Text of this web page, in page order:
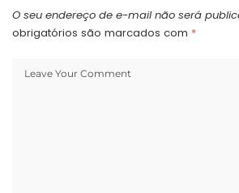
O seu endereço de e-mail não será
obrigatórios são marcados com *